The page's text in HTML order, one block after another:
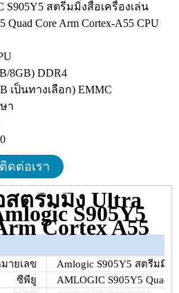
S905Y5 สตรีมมิ่งสื่อเครื่องเล่น
Quad Core Arm Cortex-A55 CPU
8GB) DDR4
เป็นทางเลือก) EMMC
า
ติดต่อเรา
สตรีมมิ่ง Ultra
S905Y5
Cortex A55
ายเลข
Amlogic S905Y5 สตรีมมิ่ง
ซีพียู
AMLOGIC S905Y5 Quad